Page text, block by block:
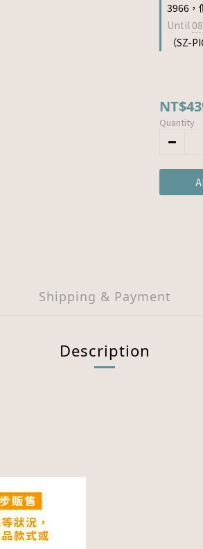
3966，
Until
（SZ-
Quantity
Shipping & Payment
Description